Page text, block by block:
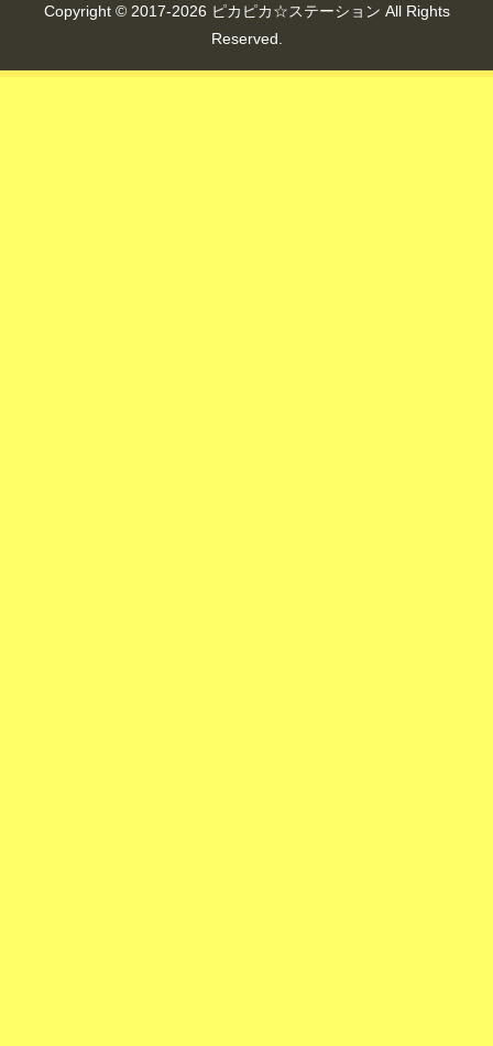
Copyright © 2017-2026 ピカピカ☆ステーション All Rights
Reserved.